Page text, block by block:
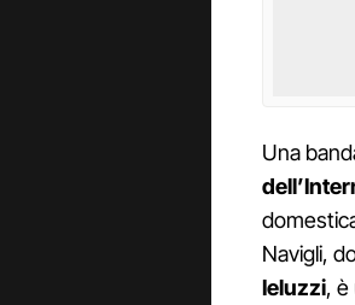
Una
Navigli,
Ieluzzi,